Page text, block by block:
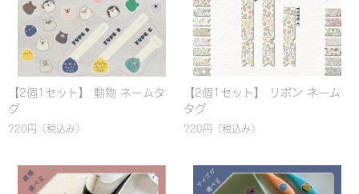
【2個1セット】 動物 ネームタ
グ
720円 （税込み）
【2個1セット】 リボン ネーム
タグ
720円 （税込み）